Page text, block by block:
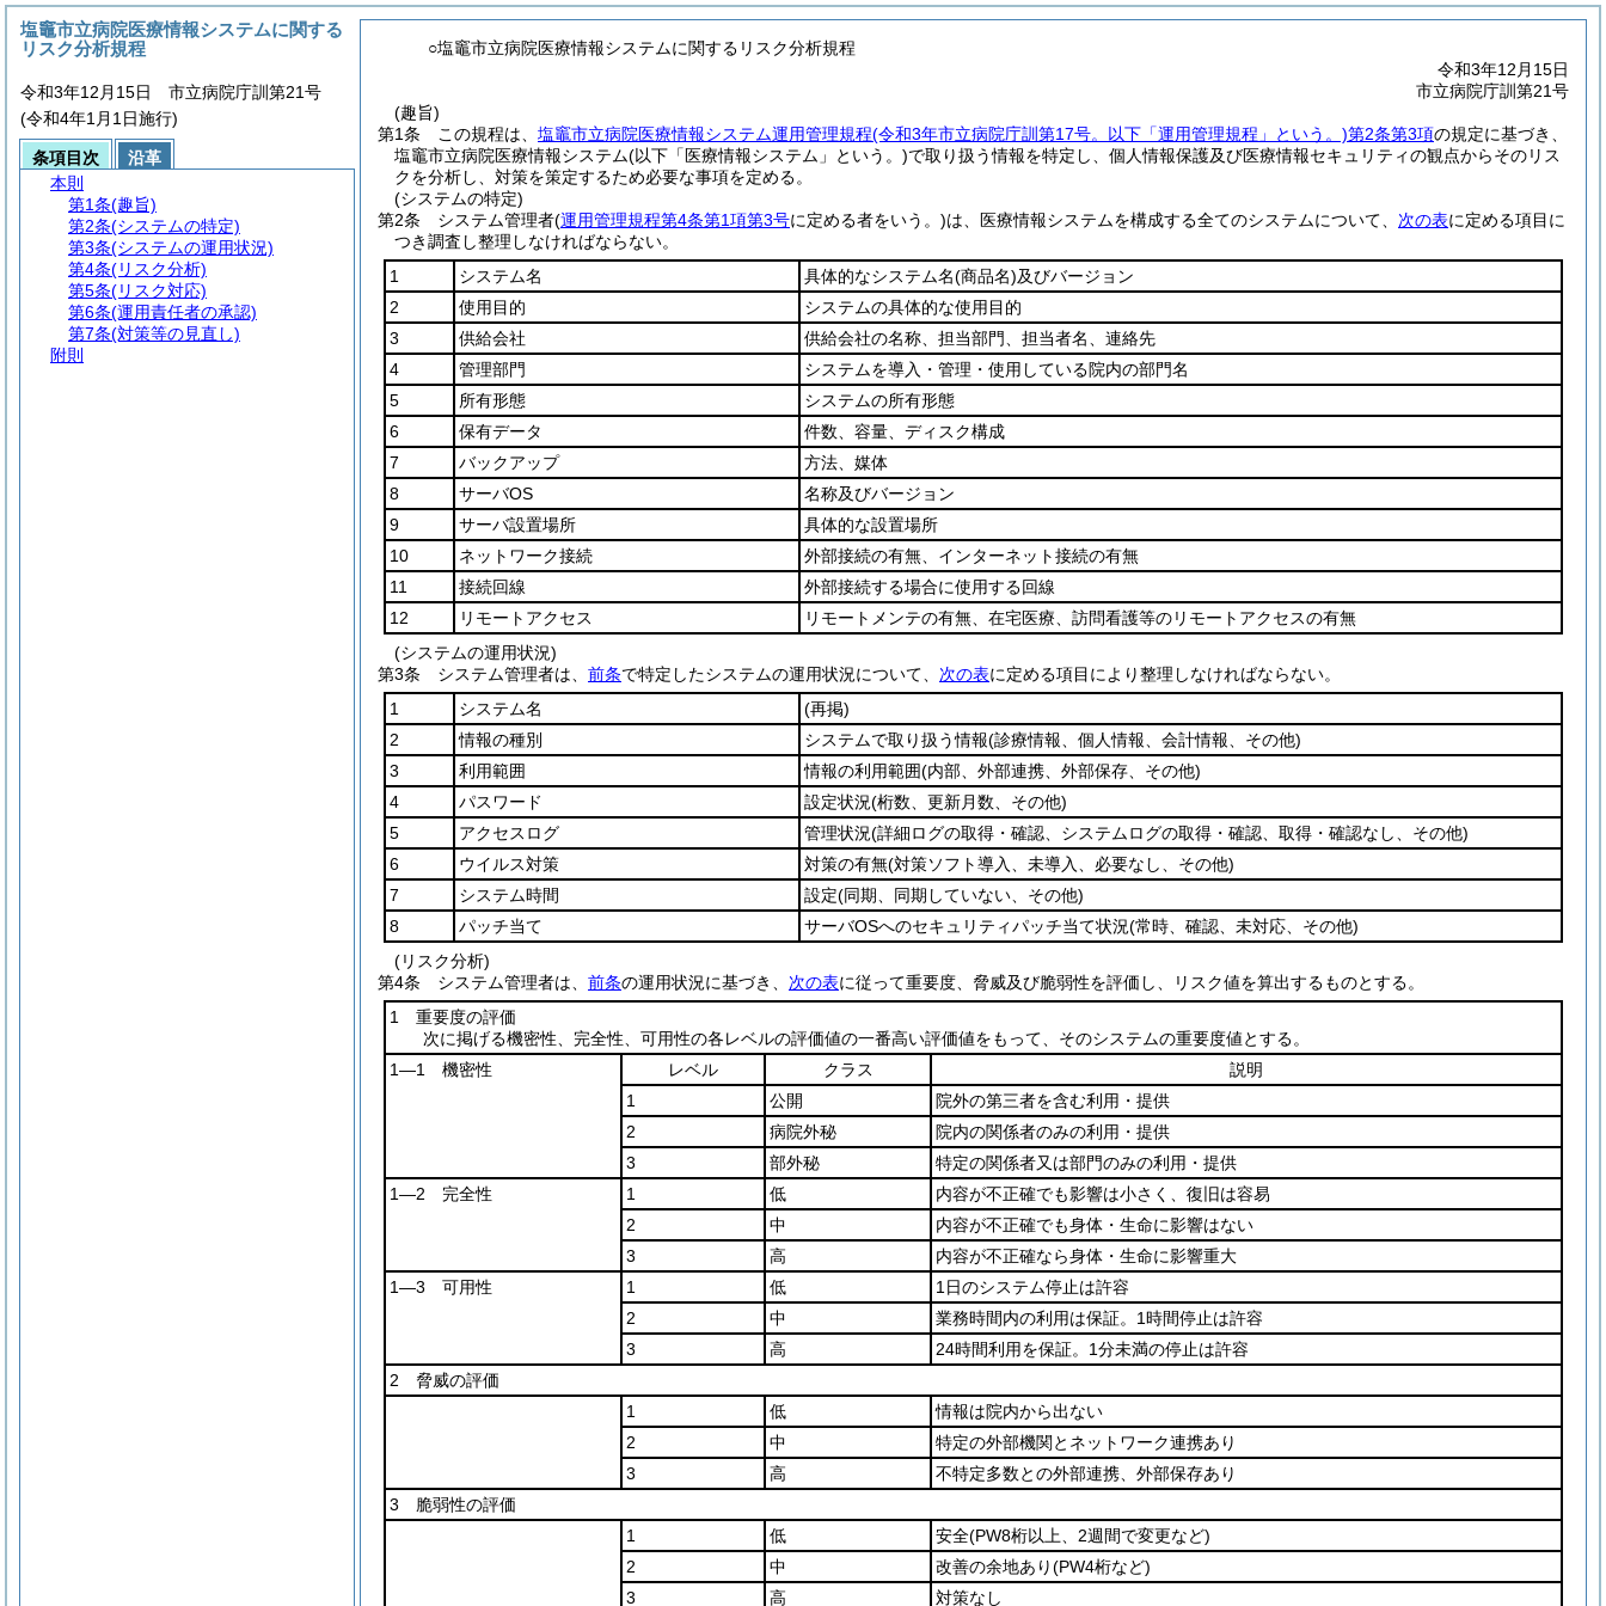
○塩竈市立病院医療情報システムに関するリスク分析規程
令和3年12月15日
市立病院庁訓第21号
(趣旨)
第1条
この規程は、 塩竈市立病院医療情報システム運用管理規程(令和3年市立病院庁訓第17号。以下「運用管理規程」という。)第2条第3項の規定に基づき、
塩竈市立病院医療情報システム(以下「医療情報システム」という。)で取り扱う情報を特定し、個人情報保護及び医療情報セキュリティの観点からそのリス
クを分析し、対策を策定するため必要な事項を定める。
(システムの特定)
第2条
システム管理者(運用管理規程第4条第1項第3号に定める者をいう。)は、医療情報システムを構成する全てのシステムについて、 次の表に定める項目に
つき調査し整理しなければならない。
1
システム名 具体的なシステム名(商品名)及びバージョン
2
使用目的
システムの具体的な使用目的
3
供給会社
供給会社の名称、担当部門、担当者名、連絡先
4
管理部門
システムを導入・管理・使用している院内の部門名
5
所有形態
システムの所有形態
6
保有データ
件数、容量、ディスク構成
7
バックアップ
方法、媒体
8
サーバOS
名称及びバージョン
9
サーバ設置場所
具体的な設置場所
10
ネットワーク接続
外部接続の有無、インターネット接続の有無
11
接続回線
外部接続する場合に使用する回線
12
リモートアクセス
リモートメンテの有無、在宅医療、訪問看護等のリモートアクセスの有無
(システムの運用状況)
第3条
システム管理者は、 前条で特定したシステムの運用状況について、 次の表に定める項目により整理しなければならない。
1
システム名
(再掲)
2
情報の種別 システムで取り扱う情報(診療情報、個人情報、会計情報、その他)
3
利用範囲 情報の利用範囲(内部、外部連携、外部保存、その他)
4
パスワード 設定状況(桁数、更新月数、その他)
5
アクセスログ 管理状況(詳細ログの取得・確認、システムログの取得・確認、取得・確認なし、その他)
6
ウイルス対策 対策の有無(対策ソフト導入、未導入、必要なし、その他)
7
システム時間 設定(同期、同期していない、その他)
8
パッチ当て サーバOSへのセキュリティパッチ当て状況(常時、確認、未対応、その他)
(リスク分析)
第4条
システム管理者は、 前条の運用状況に基づき、 次の表に従って重要度、脅威及び脆弱性を評価し、リスク値を算出するものとする。
1 重要度の評価
次に掲げる機密性、完全性、可用性の各レベルの評価値の一番高い評価値をもって、そのシステムの重要度値とする。
1―1 機密性
レベル クラス
説明
1
公開
院外の第三者を含む利用・提供
2
病院外秘
院内の関係者のみの利用・提供
3
部外秘
特定の関係者又は部門のみの利用・提供
1―2 完全性
1 低
内容が不正確でも影響は小さく、復旧は容易
2
中
内容が不正確でも身体・生命に影響はない
3
高
内容が不正確なら身体・生命に影響重大
1―3 可用性
1 低
1日のシステム停止は許容
2
中
業務時間内の利用は保証。1時間停止は許容
3
高
24時間利用を保証。1分未満の停止は許容
2 脅威の評価
1
低
情報は院内から出ない
2
中
特定の外部機関とネットワーク連携あり
3
高
不特定多数との外部連携、外部保存あり
3 脆弱性の評価
1
低 安全(PW8桁以上、2週間で変更など)
2
中 改善の余地あり(PW4桁など)
3
高 対策なし
塩竈市立病院医療情報システムに関する
リスク分析規程
令和3年12月15日 市立病院庁訓第21号
(令和4年1月1日施行)
条項目次
沿革
本則
第1条(趣旨)
第2条(システムの特定)
第3条(システムの運用状況)
第4条(リスク分析)
第5条(リスク対応)
第6条(運用責任者の承認)
第7条(対策等の見直し)
附則